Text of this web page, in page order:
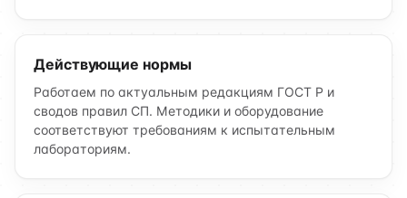
Действующие нормы
Работаем по актуальным редакциям ГОСТ Р и
сводов правил СП. Методики и оборудование
соответствуют требованиям к испытательным
лабораториям.